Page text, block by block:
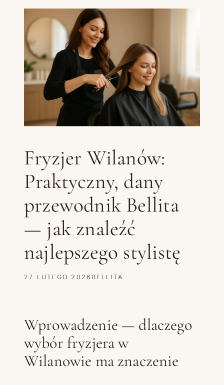
Fryzjer Wilanów:
Praktyczny, dany
przewodnik Bellita
— jak znaleźć
najlepszego stylistę
27 LUTEGO 2026 BELLITA
Wprowadzenie — dlaczego
wybór fryzjera w
Wilanowie ma znaczenie